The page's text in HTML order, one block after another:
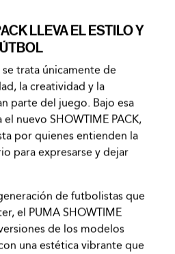
LLEVA EL ESTILO Y
trata únicamente de
la creatividad y la
parte del juego. Bajo esa
nuevo SHOWTIME PACK,
por quienes entienden la
para expresarse y dejar
de futbolistas que
el PUMA SHOWTIME
de los modelos
una estética vibrante que